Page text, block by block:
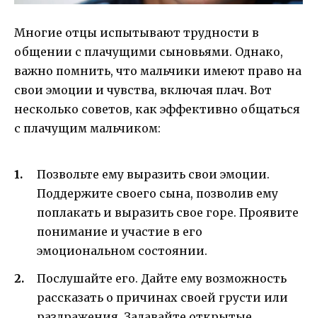
Многие отцы испытывают трудности в
общении с плачущими сыновьями. Однако,
важно помнить, что мальчики имеют право на
свои эмоции и чувства, включая плач. Вот
несколько советов, как эффективно общаться
с плачущим мальчиком:
Позвольте ему выразить свои эмоции.
Поддержите своего сына, позволив ему
поплакать и выразить свое горе. Проявите
понимание и участие в его
эмоциональном состоянии.
Послушайте его. Дайте ему возможность
рассказать о причинах своей грусти или